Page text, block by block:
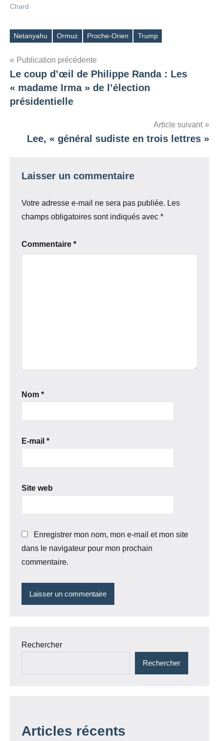
Chard
Étiquettes
Netanyahu Ormuz Proche-Orien Trump
Navigation
de
l’article
Publication précédente
Le coup d’œil de Philippe Randa : Les
« madame Irma » de l’élection
présidentielle
Article suivant
Lee, « général sudiste en trois lettres »
Laisser un commentaire
Votre adresse e-mail ne sera pas publiée. Les
champs obligatoires sont indiqués avec *
Commentaire *
Nom *
E-mail *
Site web
Enregistrer mon nom, mon e-mail et mon site
dans le navigateur pour mon prochain
commentaire.
Rechercher
Rechercher
Articles récents